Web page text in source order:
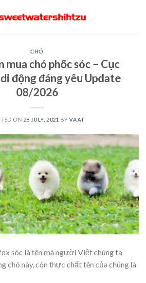
CHÓ
mua chó phốc sóc – Cục
động đáng yêu Update
08/2026
ON 28 JULY, 2021 BYVAAT
sóc là tên mà người Việt chúng ta
chó này, còn thực chất tên của chúng là